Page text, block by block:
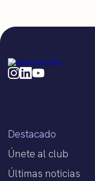
Destacado
Únete al club
Últimas noticias